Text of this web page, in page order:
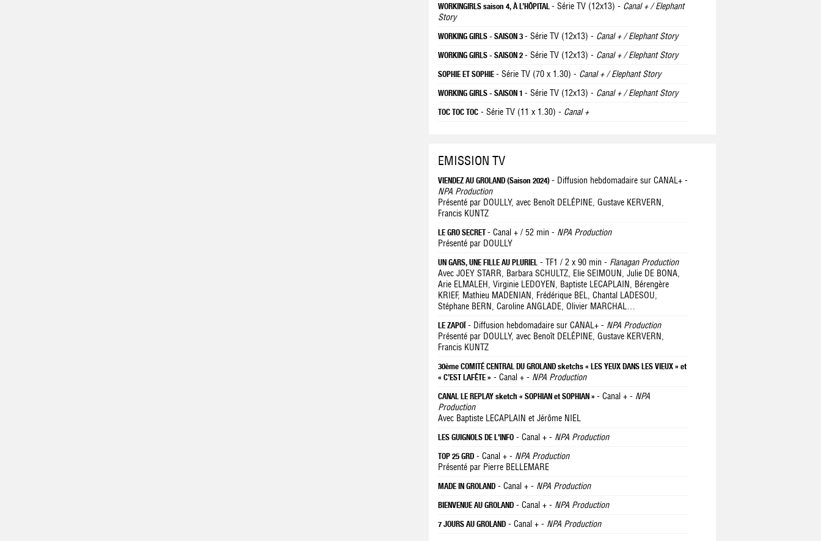
WORKINGIRLS saison 4, À L’HÔPITAL - Série TV (12x13) - Canal + / Elephant
Story
WORKING GIRLS - SAISON 3 - Série TV (12x13) - Canal + / Elephant Story
WORKING GIRLS - SAISON 2 - Série TV (12x13) - Canal + / Elephant Story
SOPHIE ET SOPHIE - Série TV (70 x 1.30) - Canal + / Elephant Story
WORKING GIRLS - SAISON 1 - Série TV (12x13) - Canal + / Elephant Story
TOC TOC TOC - Série TV (11 x 1.30) - Canal +
EMISSION TV
VIENDEZ AU GROLAND (Saison 2024) - Diffusion hebdomadaire sur CANAL+ -
NPA Production
Présenté par DOULLY, avec Benoît DELÉPINE, Gustave KERVERN,
Francis KUNTZ
LE GRO SECRET - Canal + / 52 min - NPA Production
Présenté par DOULLY
UN GARS, UNE FILLE AU PLURIEL - TF1 / 2 x 90 min - Flanagan Production
Avec JOEY STARR, Barbara SCHULTZ, Elie SEIMOUN, Julie DE BONA,
Arie ELMALEH, Virginie LEDOYEN, Baptiste LECAPLAIN, Bérengère
KRIEF, Mathieu MADENIAN, Frédérique BEL, Chantal LADESOU,
Stéphane BERN, Caroline ANGLADE, Olivier MARCHAL…
LE ZAPOÏ - Diffusion hebdomadaire sur CANAL+ - NPA Production
Présenté par DOULLY, avec Benoît DELÉPINE, Gustave KERVERN,
Francis KUNTZ
30ème COMITÉ CENTRAL DU GROLAND sketchs « LES YEUX DANS LES VIEUX » et
« C’EST LAFÊTE » - Canal + - NPA Production
CANAL LE REPLAY sketch « SOPHIAN et SOPHIAN » - Canal + - NPA
Production
Avec Baptiste LECAPLAIN et Jérôme NIEL
LES GUIGNOLS DE L'INFO - Canal + - NPA Production
TOP 25 GRD - Canal + - NPA Production
Présenté par Pierre BELLEMARE
MADE IN GROLAND - Canal + - NPA Production
BIENVENUE AU GROLAND - Canal + - NPA Production
7 JOURS AU GROLAND - Canal + - NPA Production